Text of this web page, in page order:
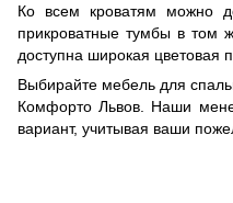
Ко всем кроватям можно
прикроватные тумбы в том
доступна широкая цветовая
Выбирайте мебель для
Комфорто Львов. Наши
вариант, учитывая ваши